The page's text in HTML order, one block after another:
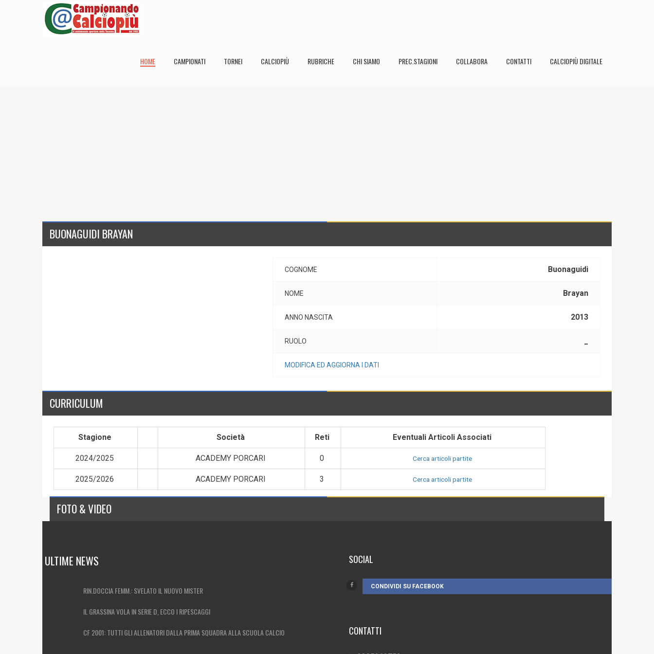
HOME CAMPIONATI TORNEI CALCIOPIÙ RUBRICHE CHI SIAMO PREC.STAGIONI COLLABORA CONTATTI CALCIOPIÙ DIGITALE
BUONAGUIDI BRAYAN
COGNOME Buonaguidi
NOME Brayan
ANNO NASCITA 2013
RUOLO
MODIFICA ED AGGIORNA I DATI
CURRICULUM
Stagione Società Reti Eventuali Articoli Associati
2024/2025 ACADEMY PORCARI 0 Cerca articoli partite
2025/2026 ACADEMY PORCARI 3 Cerca articoli partite
FOTO & VIDEO
ULTIME NEWS
RIN.DOCCIA FEMM.: SVELATO IL NUOVO MISTER
IL GRASSINA VOLA IN SERIE D, ECCO I RIPESCAGGI
CF 2001: TUTTI GLI ALLENATORI DALLA PRIMA SQUADRA ALLA SCUOLA CALCIO
SOCIAL
CONDIVIDI SU FACEBOOK
CONTATTI